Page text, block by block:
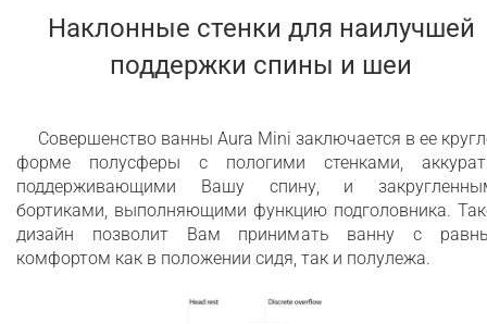
Наклонные стенки для наилучшей
поддержки спины и шеи
Совершенство ванны Aura Mini заключается в ее
форме полусферы с пологими стенками,
поддерживающими Вашу спину, и
бортиками, выполняющими функцию подголовника.
дизайн позволит Вам принимать ванну с
комфортом как в положении сидя, так и полулежа.